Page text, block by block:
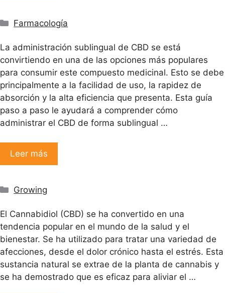
Categorías
Farmacología
La administración sublingual de CBD se está
convirtiendo en una de las opciones más populares
para consumir este compuesto medicinal. Esto se debe
principalmente a la facilidad de uso, la rapidez de
absorción y la alta eficiencia que presenta. Esta guía
paso a paso le ayudará a comprender cómo
administrar el CBD de forma sublingual …
Leer más
Categorías
Growing
El Cannabidiol (CBD) se ha convertido en una
tendencia popular en el mundo de la salud y el
bienestar. Se ha utilizado para tratar una variedad de
afecciones, desde el dolor crónico hasta el estrés. Esta
sustancia natural se extrae de la planta de cannabis y
se ha demostrado que es eficaz para aliviar el …